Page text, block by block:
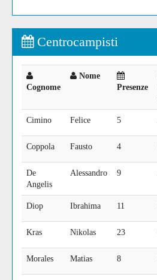
Centrocampisti
Cognome
Nome
Presenze
Cimino Felice 5
Coppola Fausto 4
De
Angelis
Alessandro 9
Diop Ibrahima 11
Kras Nikolas 23
Morales Matias 8